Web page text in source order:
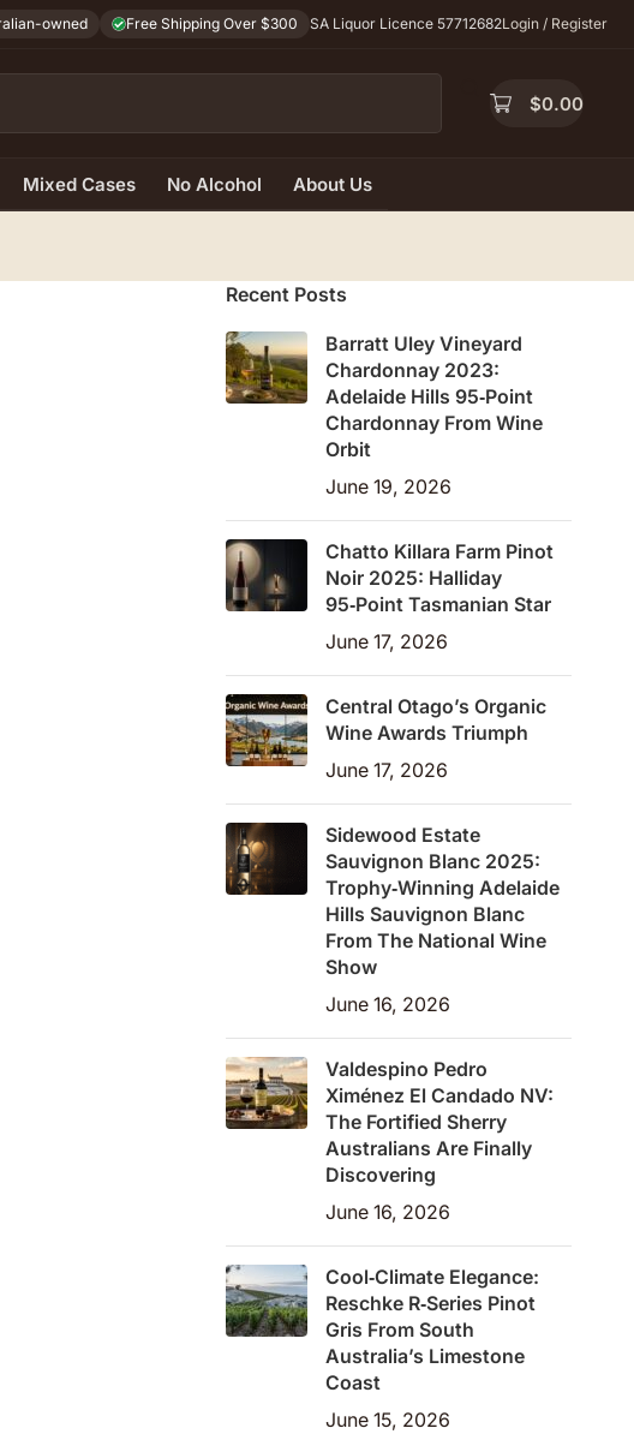
owned Free Shipping Over $300 SA Liquor Licence 57712682Login / Register
$0.00
Mixed Cases No Alcohol About Us
Recent Posts
Barratt Uley Vineyard
Chardonnay 2023:
Adelaide Hills 95‑Point
Chardonnay From Wine
Orbit
June 19, 2026
Chatto Killara Farm Pinot
Noir 2025: Halliday
95‑Point Tasmanian Star
June 17, 2026
Central Otago’s Organic
Wine Awards Triumph
June 17, 2026
Sidewood Estate
Sauvignon Blanc 2025:
Trophy‑Winning Adelaide
Hills Sauvignon Blanc
From The National Wine
Show
June 16, 2026
Valdespino Pedro
Ximénez El Candado NV:
The Fortified Sherry
Australians Are Finally
Discovering
June 16, 2026
Cool‑Climate Elegance:
Reschke R‑Series Pinot
Gris From South
Australia’s Limestone
Coast
June 15, 2026